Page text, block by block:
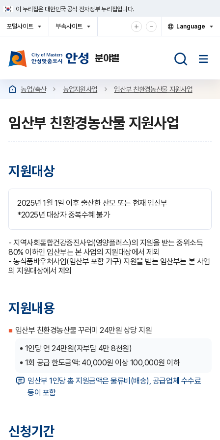
건
너
이 누리집은 대한민국 공식 전자정부 누리집입니다.
포털사이트
부속사이트
+확
대
-축
소
Language
농업/축산 농업지원사업 임산부 친환경농산물 지원사업
임산부 친환경농산물 지원사업
지원대상
2025년 1월 1일 이후 출산한 산모 또는 현재 임신부
*2025년 대상자 중복수혜 불가
- 지역사회통합건강증진사업(영양플러스)의 지원을 받는 중위소득
80% 이하인 임산부는 본 사업의 지원대상에서 제외
- 농식품바우처사업(임산부 포함 가구) 지원을 받는 임산부는 본 사업
의 지원대상에서 제외
지원내용
임산부 친환경농산물 꾸러미 24만원 상당 지원
1인당 연 24만원(자부담 4만 8천원)
1회 공급 한도금액: 40,000원 이상 100,000원 이하
임산부 1인당 총 지원금액은 물류비(배송), 공급업체 수수료
등이 포함
신청기간